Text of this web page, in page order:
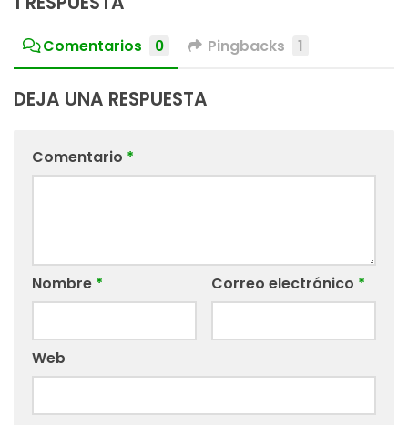
Comentarios 0 Pingbacks 1
DEJA UNA RESPUESTA
Comentario *
Nombre * Correo electrónico *
Web